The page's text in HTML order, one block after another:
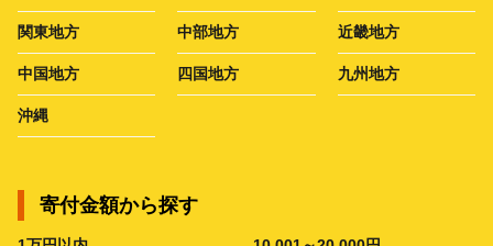
関東地方 中部地方 近畿地方
中国地方 四国地方 九州地方
沖縄
寄付金額から探す